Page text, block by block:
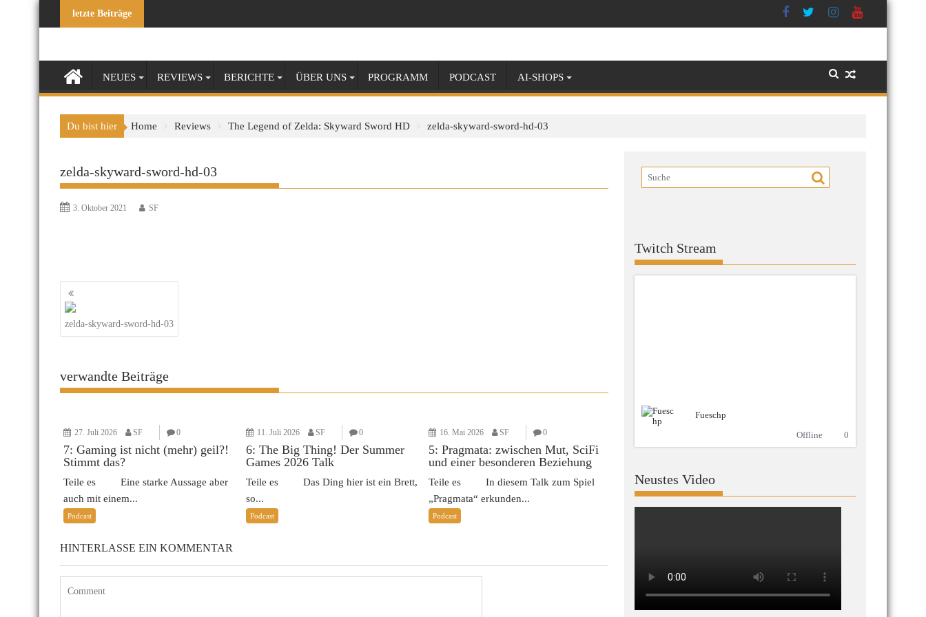
letzte Beiträge
NEUES REVIEWS BERICHTE ÜBER UNS PROGRAMM PODCAST AI-SHOPS
Du bist hier Home Reviews The Legend of Zelda: Skyward Sword HD zelda-skyward-sword-hd-03
zelda-skyward-sword-hd-03
3. Oktober 2021 SF
Beitragsnavigation
zelda-skyward-sword-hd-03
verwandte Beiträge
27. Juli 2026 SF 0
7: Gaming ist nicht (mehr) geil?!
Stimmt das?
Teile es Eine starke Aussage aber
auch mit einem...
Podcast
11. Juli 2026 SF 0
6: The Big Thing! Der Summer
Games 2026 Talk
Teile es Das Ding hier ist ein Brett,
so...
Podcast
16. Mai 2026 SF 0
5: Pragmata: zwischen Mut, SciFi
und einer besonderen Beziehung
Teile es In diesem Talk zum Spiel
„Pragmata“ erkunden...
Podcast
HINTERLASSE EIN KOMMENTAR
Twitch Stream
Fueschp
Offline
0
Neustes Video